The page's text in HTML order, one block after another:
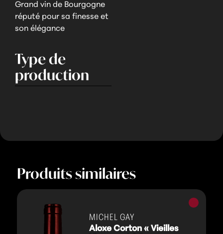
Grand vin de Bourgogne
réputé pour sa finesse et
son élégance
Type de
production
Produits similaires
Vins
rouges
MICHEL GAY
Aloxe Corton « Vieilles